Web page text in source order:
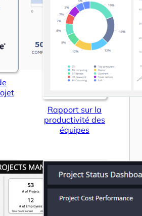
Rapport sur la
productivité des
équipes